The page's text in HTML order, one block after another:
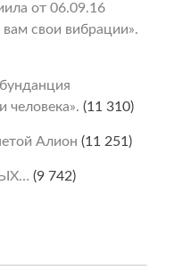
от 06.09.16
свои вибрации».
человека». (11 310)
Алион (11 251)
(9 742)